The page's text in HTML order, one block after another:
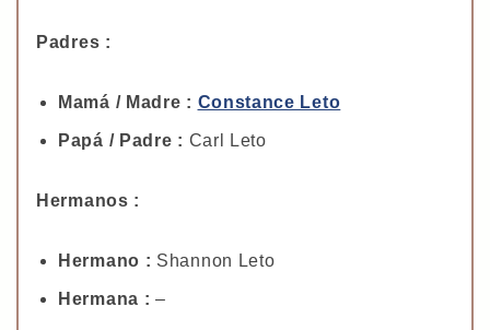
Padres :
Mamá / Madre : Constance Leto
Papá / Padre : Carl Leto
Hermanos :
Hermano : Shannon Leto
Hermana : –